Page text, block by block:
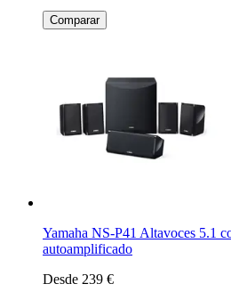
Comparar
Yamaha NS-P41 Altavoces 5.1
autoamplificado
Desde 239 €